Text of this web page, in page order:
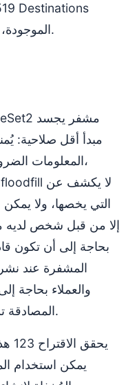
الموجودة، مع انخفاض طفيف في الفعالية.
مبدأ أقل صلاحية:
المعلومات
والعملاء بحاجة
المصادقة تم فرضها من قبل الوجهة نفسها.